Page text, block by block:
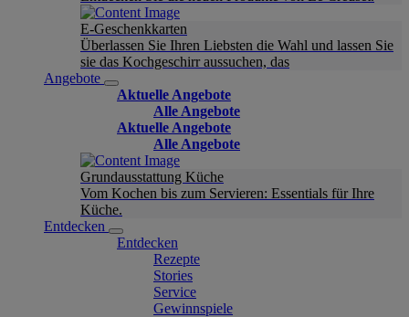
E-Geschenkkarten
Überlassen Sie Ihren Liebsten die Wahl und lassen Sie
sie das Kochgeschirr aussuchen, das
Angebote
Aktuelle Angebote
Alle Angebote
Aktuelle Angebote
Alle Angebote
Grundausstattung Küche
Vom Kochen bis zum Servieren: Essentials für Ihre
Küche.
Entdecken
Entdecken
Rezepte
Stories
Service
Gewinnspiele